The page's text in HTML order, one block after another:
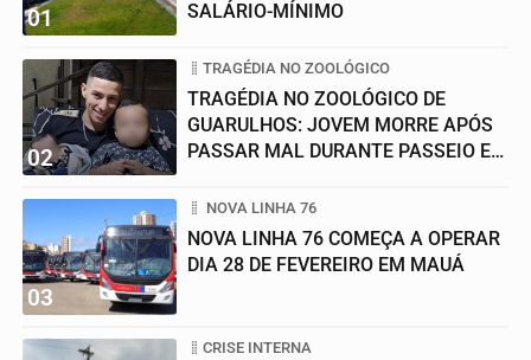
01
SALÁRIO-MÍNIMO
02
TRAGÉDIA NO ZOOLÓGICO
TRAGÉDIA NO ZOOLÓGICO DE
GUARULHOS: JOVEM MORRE APÓS
PASSAR MAL DURANTE PASSEIO EM
03
NOVA LINHA 76
NOVA LINHA 76 COMEÇA A OPERAR
DIA 28 DE FEVEREIRO EM MAUÁ
CRISE INTERNA